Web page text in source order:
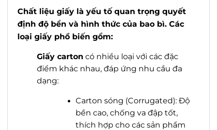
Chất liệu giấy là yếu tố quan trọng quyết
định độ bền và hình thức của bao bì. Các
loại giấy phổ biến gồm:
Giấy carton có nhiều loại với các đặc
điểm khác nhau, đáp ứng nhu cầu đa
dạng:
Carton sóng (Corrugated): Độ
bền cao, chống va đập tốt,
thích hợp cho các sản phẩm